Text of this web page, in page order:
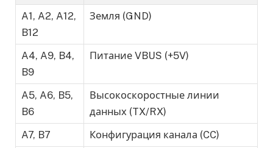
A1, A2, A12,
B12
Земля (GND)
A4, A9, B4,
B9
Питание VBUS (+5V)
A5, A6, B5,
B6
Высокоскоростные линии
данных (TX/RX)
A7, B7
Конфигурация канала (CC)